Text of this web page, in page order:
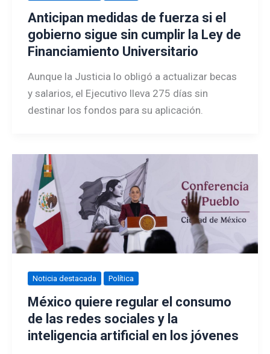
Anticipan medidas de fuerza si el
gobierno sigue sin cumplir la Ley de
Financiamiento Universitario
Aunque la Justicia lo obligó a actualizar becas
y salarios, el Ejecutivo lleva 275 días sin
destinar los fondos para su aplicación.
Noticia destacada Política
México quiere regular el consumo
de las redes sociales y la
inteligencia artificial en los jóvenes